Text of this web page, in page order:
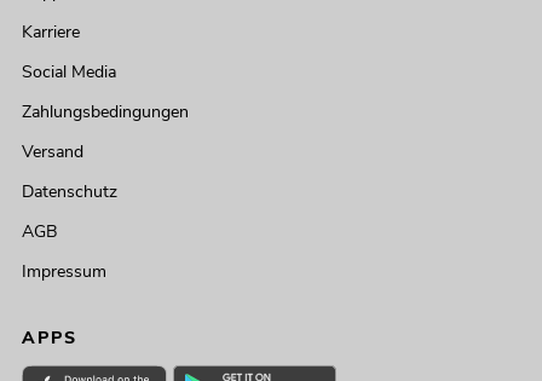
Karriere
Social Media
Zahlungsbedingungen
Versand
Datenschutz
AGB
Impressum
APPS